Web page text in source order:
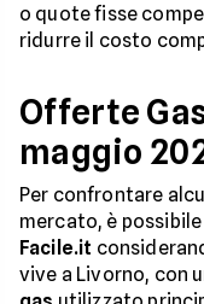
o quote fisse
ridurre il costo
Offerte
maggio
Per confrontare
mercato, è
Facile.it
vive a Livorno, con